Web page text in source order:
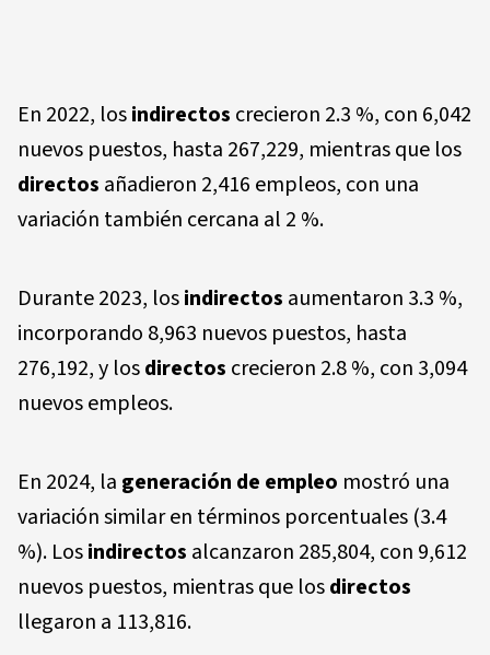
En 2022, losindirectos crecieron 2.3 %, con 6,042
nuevos puestos, hasta 267,229, mientras que los
directos añadieron 2,416 empleos, con una
variación también cercana al 2 %.
Durante 2023, losindirectos aumentaron 3.3 %,
incorporando 8,963 nuevos puestos, hasta
276,192, y losdirectos crecieron 2.8 %, con 3,094
nuevos empleos.
En 2024, la generación de empleo mostró una
variación similar en términos porcentuales (3.4
%). Losindirectos alcanzaron 285,804, con 9,612
nuevos puestos, mientras que losdirectos
llegaron a 113,816.